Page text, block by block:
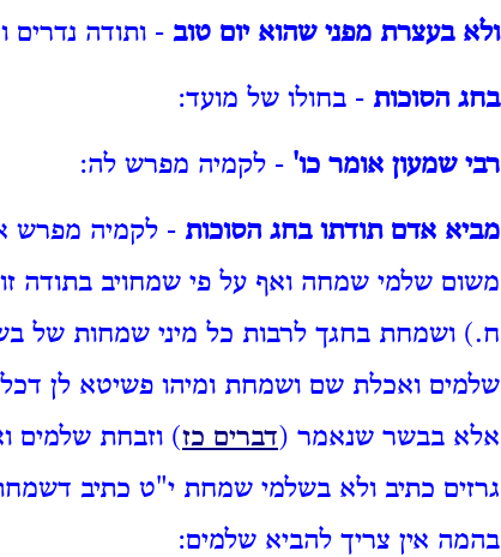
ולא בעצרת מפני שהוא יום טוב - ותודה נדרים
בחג הסוכות - בחולו של מועד:
רבי שמעון אומר כו' - לקמיה מפרש לה:
מביא אדם תודתו בחג הסוכות - לקמיה מפרש
משום שלמי שמחה ואף על פי שמחויב בתודה
ח.) ושמחת בחגך לרבות כל מיני שמחות של
שלמים ואכלת שם ושמחת ומיהו פשיטא לן
אלא בבשר שנאמר (דברים כז) וזבחת שלמים
גרזים כתיב ולא בשלמי שמחת י"ט כתיב
בהמה אין צריך להביא שלמים: